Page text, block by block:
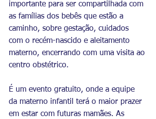
importante para ser compartilhada com
as famílias dos bebês que estão a
caminho, sobre gestação, cuidados
com o recém-nascido e aleitamento
materno, encerrando com uma visita ao
centro obstétrico.
É um evento gratuito, onde a equipe
da materno infantil terá o maior prazer
em estar com futuras mamães. As